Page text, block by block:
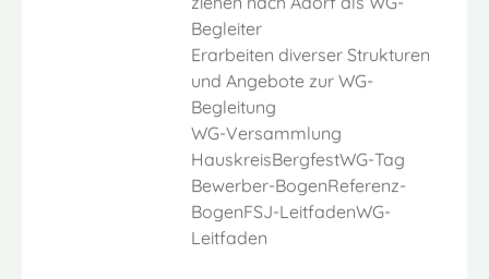
Begleiter
Erarbeiten diverser Strukturen
und Angebote zur WG-
Begleitung
WG-Versammlung
HauskreisBergfestWG-Tag
Bewerber-BogenReferenz-
BogenFSJ-LeitfadenWG-
Leitfaden